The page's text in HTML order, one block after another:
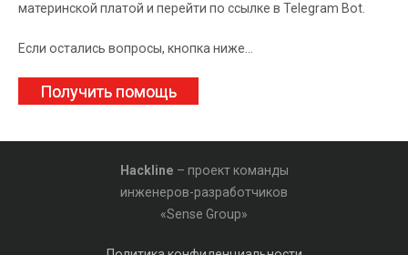
материнской платой и перейти по ссылке в Telegram Bot.
Если остались вопросы, кнопка ниже...
Получить помощь
Hackline – проект команды
инженеров-разработчиков
«Sense Group»